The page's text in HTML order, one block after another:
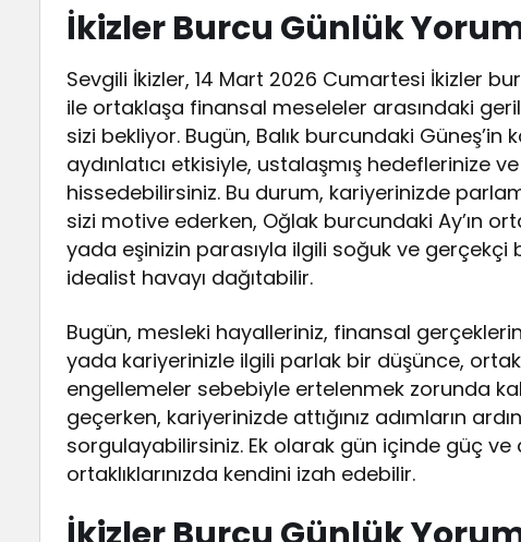
İkizler Burcu Günlük
Sevgili İkizler, 14 Mart 2026 Cumartesi İkizler
ile ortaklaşa finansal meseleler arasındaki
sizi bekliyor. Bugün, Balık burcundaki
aydınlatıcı etkisiyle, ustalaşmış hedeflerinize
hissedebilirsiniz. Bu durum, kariyerinizde
sizi motive ederken, Oğlak burcundaki Ay’ın
yada eşinizin parasıyla ilgili soğuk ve
idealist havayı dağıtabilir.
Bugün, mesleki hayalleriniz, finansal
yada kariyerinizle ilgili parlak bir düşünce,
engellemeler sebebiyle ertelenmek zorunda
geçerken, kariyerinizde attığınız adımların
sorgulayabilirsiniz. Ek olarak gün içinde güç
ortaklıklarınızda kendini izah edebilir.